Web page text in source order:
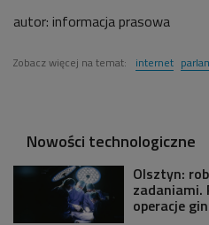
autor: informacja prasowa
Zobacz więcej na temat: internet
Nowości technologiczne
Olsztyn:
zadaniami.
operacje